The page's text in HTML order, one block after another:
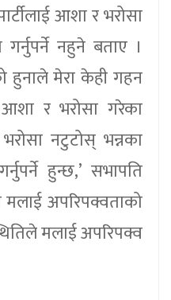
आशा र भरोसा
नहुने बताए ।
हुनाले मेरा केही गहन
र भरोसा गरेका
नटुटोस् भन्नका
हुन्छ,’ सभापति
अपरिपक्वताको
मलाई अपरिपक्व